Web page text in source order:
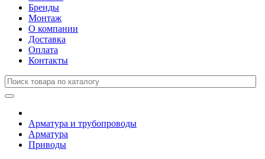
Бренды
Монтаж
О компании
Доставка
Оплата
Контакты
Арматура и трубопроводы
Арматура
Приводы